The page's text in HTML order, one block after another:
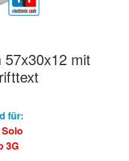
mit
für:
3G